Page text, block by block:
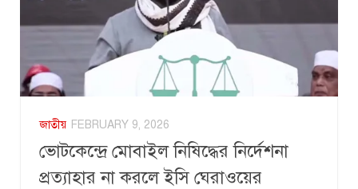
জাতীয় FEBRUARY 9, 2026
ভোটকেন্দ্রে মোবাইল নিষিদ্ধের নির্দেশনা
প্রত্যাহার না করলে ইসি ঘেরাওয়ের